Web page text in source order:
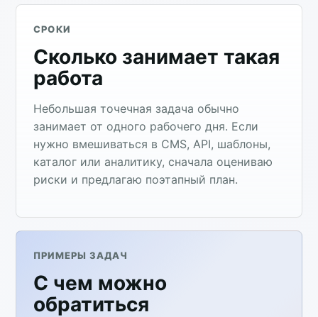
СРОКИ
Сколько занимает такая
работа
Небольшая точечная задача обычно
занимает от одного рабочего дня. Если
нужно вмешиваться в CMS, API, шаблоны,
каталог или аналитику, сначала оцениваю
риски и предлагаю поэтапный план.
ПРИМЕРЫ ЗАДАЧ
С чем можно
обратиться